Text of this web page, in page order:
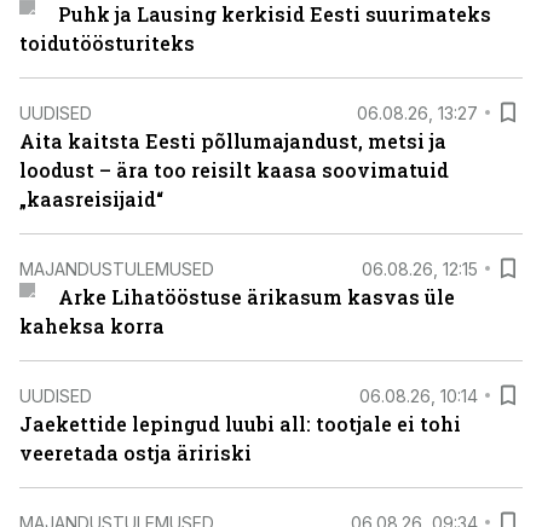
Puhk ja Lausing kerkisid Eesti suurimateks
toidutöösturiteks
UUDISED 06.08.26, 13:27
Aita kaitsta Eesti põllumajandust, metsi ja
loodust – ära too reisilt kaasa soovimatuid
„kaasreisijaid“
MAJANDUSTULEMUSED 06.08.26, 12:15
Arke Lihatööstuse ärikasum kasvas üle
kaheksa korra
UUDISED 06.08.26, 10:14
Jaekettide lepingud luubi all: tootjale ei tohi
veeretada ostja äririski
MAJANDUSTULEMUSED 06.08.26, 09:34